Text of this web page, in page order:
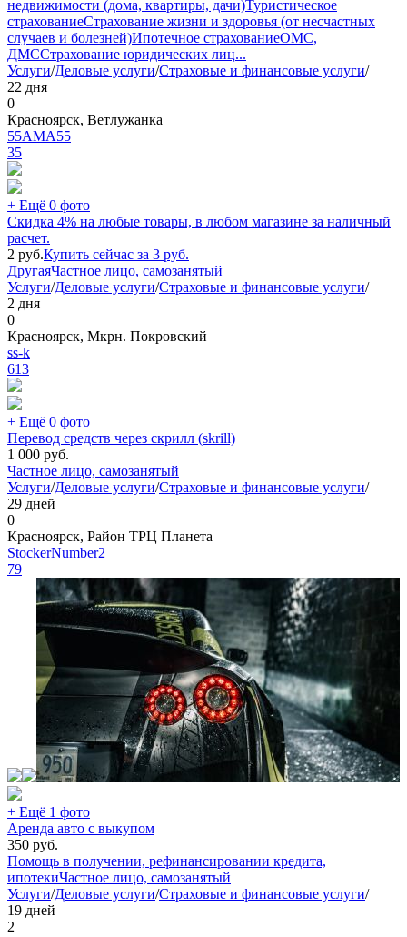
недвижимости (дома, квартиры, дачи)Туристическое
страхованиеСтрахование жизни и здоровья (от несчастных
случаев и болезней)Ипотечное страхованиеОМС,
ДМССтрахование юридических лиц...
Услуги/Деловые услуги/Страховые и финансовые услуги/
22 дня
0
Красноярск, Ветлужанка
55AMA55
35
+ Ещё 0 фото
Скидка 4% на любые товары, в любом магазине за наличный
расчет.
2 руб.Купить сейчас за 3 руб.
ДругаяЧастное лицо, самозанятый
Услуги/Деловые услуги/Страховые и финансовые услуги/
2 дня
0
Красноярск, Мкрн. Покровский
ss-k
613
+ Ещё 0 фото
Перевод средств через скрилл (skrill)
1 000 руб.
Частное лицо, самозанятый
Услуги/Деловые услуги/Страховые и финансовые услуги/
29 дней
0
Красноярск, Район ТРЦ Планета
StockerNumber2
79
+ Ещё 1 фото
Аренда авто с выкупом
350 руб.
Помощь в получении, рефинансировании кредита,
ипотекиЧастное лицо, самозанятый
Услуги/Деловые услуги/Страховые и финансовые услуги/
19 дней
2